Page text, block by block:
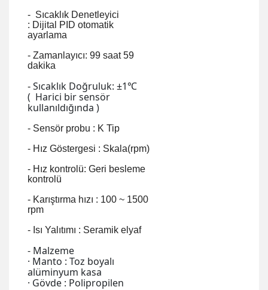
- Sıcaklık Denetleyici
: Dijital PID otomatik
ayarlama
- Zamanlayıcı: 99 saat 59
dakika
- Sıcaklık Doğruluk: ±1℃
( Harici bir sensör
kullanıldığında )
- Sensör probu : K Tip
- Hız Göstergesi : Skala(rpm)
- Hız kontrolü: Geri besleme
kontrolü
- Karıştırma hızı : 100 ~ 1500
rpm
- Isı Yalıtımı : Seramik elyaf
- Malzeme
· Manto : Toz boyalı
alüminyum kasa
· Gövde : Polipropilen